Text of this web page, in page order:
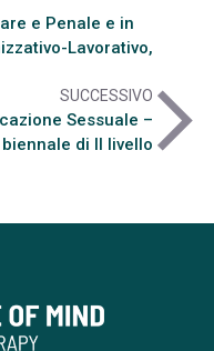
e Penale e in
Lavorativo,
SUCCESSIVO
Sessuale –
di II livelloarrow_forward_ios